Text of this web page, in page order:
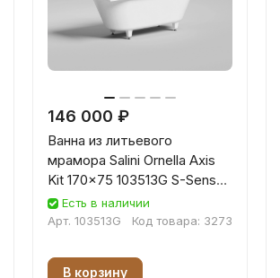
146 000 ₽
Ванна из литьевого
мрамора Salini Ornella Axis
Kit 170x75 103513G S-Sense
белая глянцевая
Есть в наличии
Арт. 103513G Код товара: 3273
В корзину